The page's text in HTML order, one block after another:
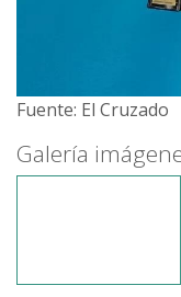
Fuente: El Cruzado
Galería